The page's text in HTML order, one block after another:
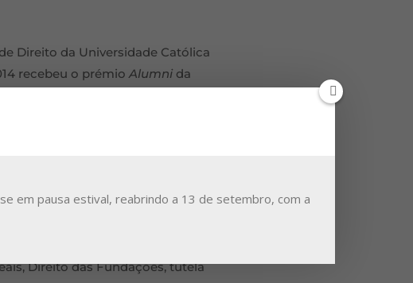
Direito da Universidade Católica
recebeu o prémioAlumni da
com os princípios de
Direito das Obrigações, Direitos
Indemnização.
em projetos de investigação de
Direito das Fundações, tutela
em pausa estival, reabrindo a 13 de setembro, com a